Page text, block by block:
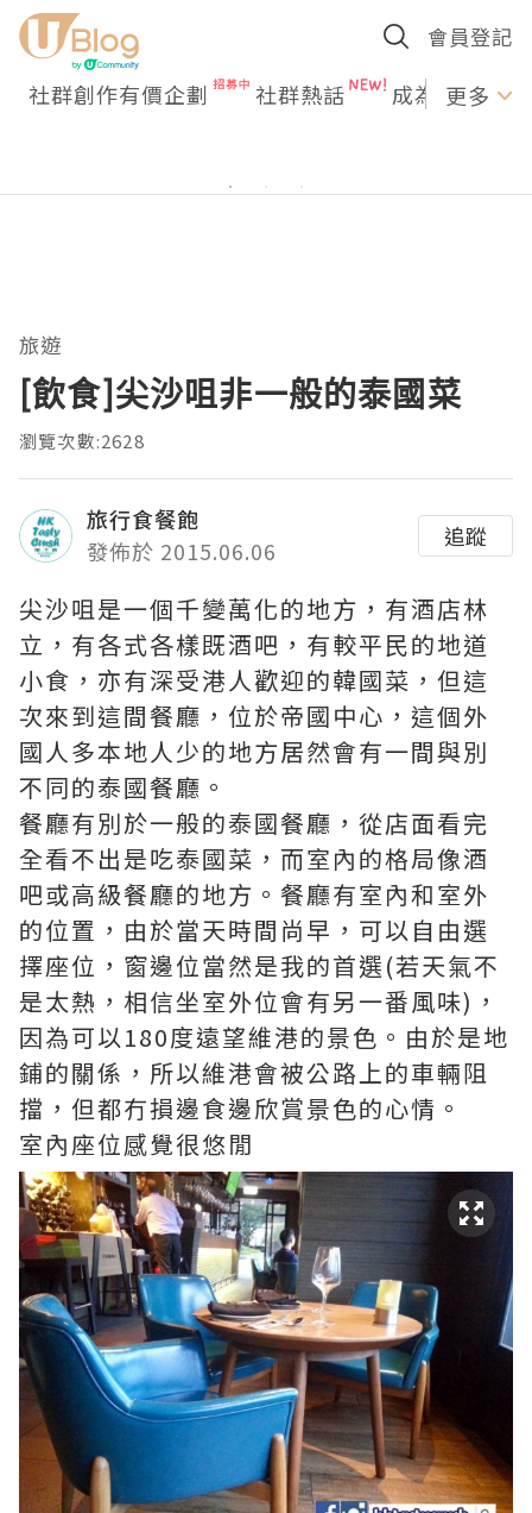
會員登記
社群創作有價企劃 社群熱話 成為U更多
旅遊
[飲食]尖沙咀非一般的泰國菜
瀏覽次數:2628
旅行食餐飽
發佈於 2015.06.06
追蹤
尖沙咀是一個千變萬化的地方，有酒店林
立，有各式各樣既酒吧，有較平民的地道
小食，亦有深受港人歡迎的韓國菜，但這
次來到這間餐廳，位於帝國中心，這個外
國人多本地人少的地方居然會有一間與別
不同的泰國餐廳。
餐廳有別於一般的泰國餐廳，從店面看完
全看不出是吃泰國菜，而室內的格局像酒
吧或高級餐廳的地方。餐廳有室內和室外
的位置，由於當天時間尚早，可以自由選
擇座位，窗邊位當然是我的首選(若天氣不
是太熱，相信坐室外位會有另一番風味)，
因為可以180度遠望維港的景色。由於是地
鋪的關係，所以維港會被公路上的車輛阻
擋，但都冇損邊食邊欣賞景色的心情。
室內座位感覺很悠閒